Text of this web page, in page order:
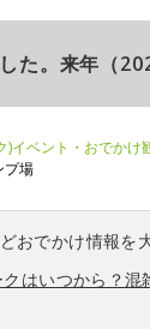
た。来年（
イベント・おでかけ
プ場
おでかけ情報を
はいつから？混